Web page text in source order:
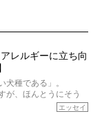
レルギーに立ち向
犬種である」。
が、ほんとうにそう
エッセイ